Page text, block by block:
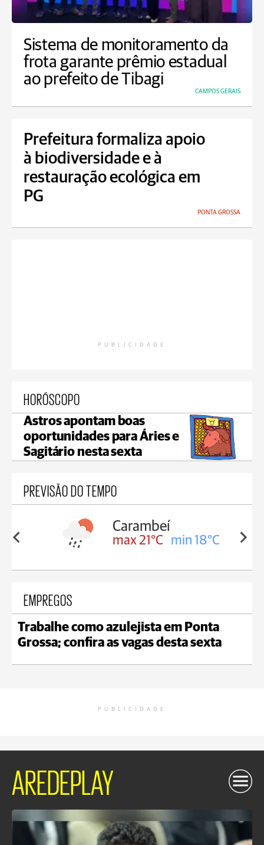
Sistema de monitoramento da
frota garante prêmio estadual
ao prefeito de Tibagi
CAMPOS GERAIS
Prefeitura formaliza apoio
à biodiversidade e à
restauração ecológica em
PG
PONTA GROSSA
PUBLICIDADE
HORÓSCOPO
Astros apontam boas
oportunidades para Áries e
Sagitário nesta sexta
PREVISÃO DO TEMPO
18°C
Carambeí
max 21°C min 18°C
EMPREGOS
Trabalhe como azulejista em Ponta
Grossa; confira as vagas desta sexta
PUBLICIDADE
AREDEPLAY